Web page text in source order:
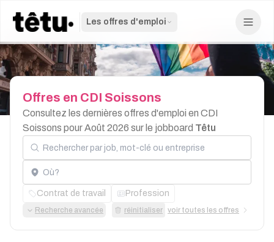
Les offres d'emploi
Offres en CDI Soissons
Consultez les dernières offres d'emploi en CDI
Soissons pour Août 2026 sur le jobboard Têtu
Rechercher par job, mot-clé ou entreprise
Localisation
Contrat de travail Profession
Recherche avancée réinitialiser voir toutes les offres